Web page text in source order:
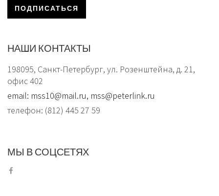
НАШИ КОНТАКТЫ
198095, Санкт-Петербург, ул. Розенштейна, д. 21,
офис 402
email: mss10@mail.ru, mss@peterlink.ru
телефон: (812) 445 27 59
МЫ ВСОЦСЕТЯХ